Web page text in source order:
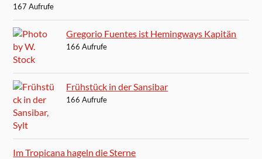
167 Aufrufe
Gregorio Fuentes ist Hemingways Kapitän
166 Aufrufe
Frühstück in der Sansibar
166 Aufrufe
Im Tropicana hageln die Sterne